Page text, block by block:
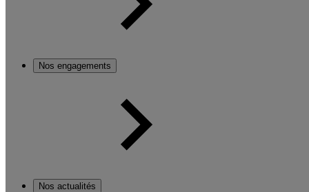
Nos engagements
Nos actualités